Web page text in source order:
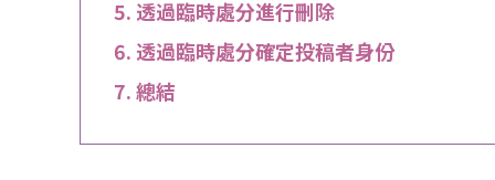
透過臨時處分進行刪除
透過臨時處分確定投稿者身份
總結